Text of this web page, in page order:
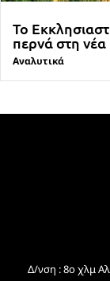
Το
περνά στη
Αναλυτικά
Δ/νση : 8ο χλμ